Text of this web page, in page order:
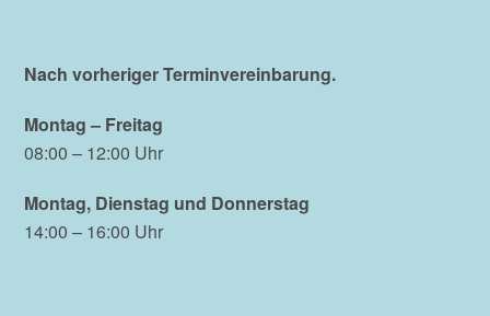
Nach vorheriger Terminvereinbarung.
Montag – Freitag
08:00 – 12:00 Uhr
Montag, Dienstag und Donnerstag
14:00 – 16:00 Uhr